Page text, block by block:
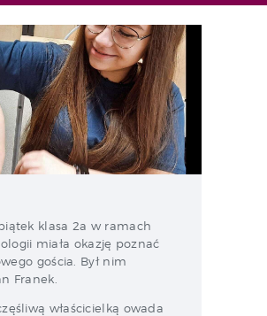
ZDJĘĆ
klasa 2a w ramach
miała okazję poznać
gościa. Był nim
Franek.
właścicielką owada